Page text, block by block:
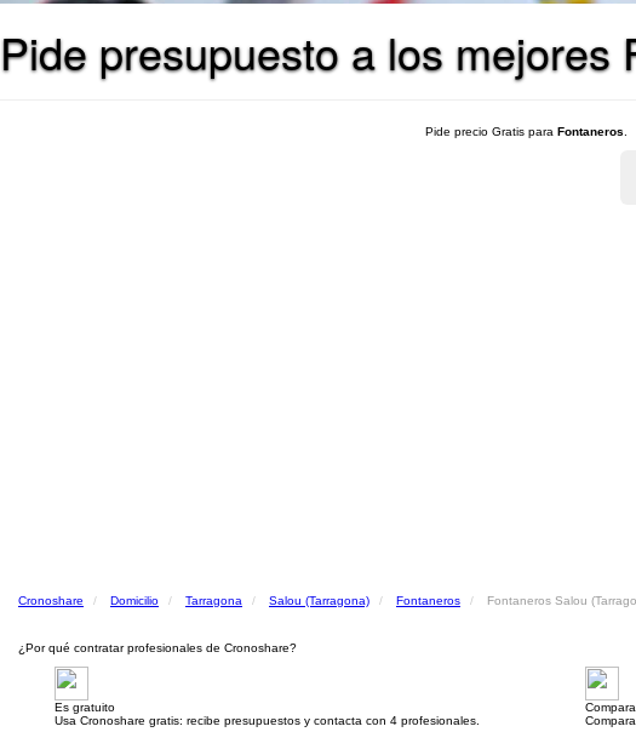
Pide presupuesto a los mejores
Pide precio Gratis para Fontaneros
Cronoshare Domicilio Tarragona Salou (Tarragona) Fontaneros Fontaneros Salou
¿Por qué contratar profesionales de Cronoshare?
Es gratuito
Usa Cronoshare gratis: recibe presupuestos y contacta con 4 profesionales.